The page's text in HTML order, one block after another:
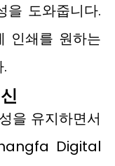
을 도와줍니다.
인쇄를 원하는
을 유지하면서
Digital